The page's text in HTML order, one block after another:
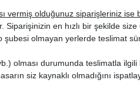
vermiş olduğunuz siparişleriniz ise
en hızlı bir şekilde
şubesi olmayan yerlerde teslimat
olması durumunda teslimatla
siz kaynaklı olmadığını